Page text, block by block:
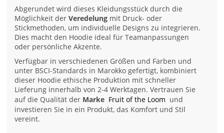
Abgerundet wird dieses Kleidungsstück durch die
Möglichkeit derVeredelung mit Druck- oder
Stickmethoden, um individuelle Designs zu integrieren.
Dies macht den Hoodie ideal für Teamanpassungen
oder persönliche Akzente.
Verfügbar in verschiedenen Größen und Farben und
unter BSCI-Standards in Marokko gefertigt, kombiniert
dieser Hoodie ethische Produktion mit schneller
Lieferung innerhalb von 2-4 Werktagen. Vertrauen Sie
auf die Qualität der Marke Fruit of the Loom und
investieren Sie in ein Produkt, das Komfort und Stil
vereint.